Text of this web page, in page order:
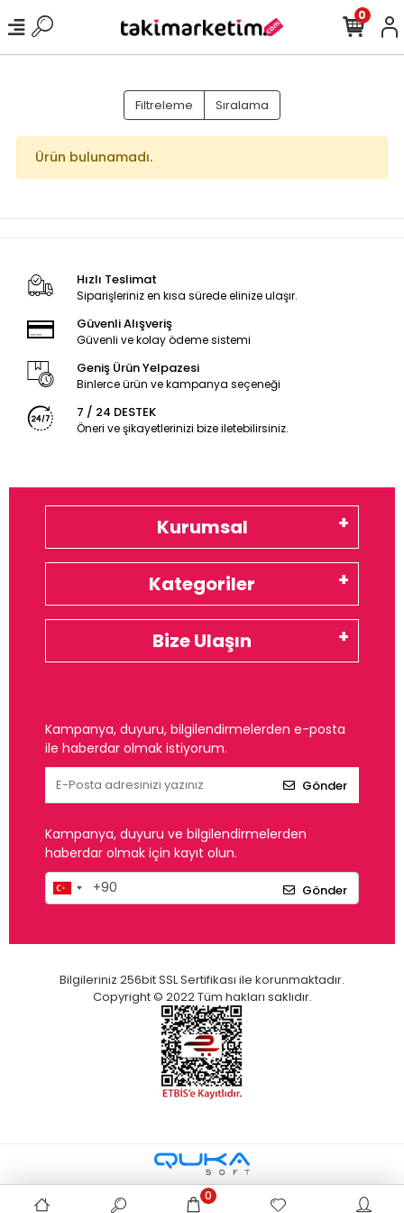
0
Filtreleme Sıralama
Ürün bulunamadı.
Hızlı Teslimat
Siparişleriniz en kısa sürede elinize ulaşır.
Güvenli Alışveriş
Güvenli ve kolay ödeme sistemi
Geniş Ürün Yelpazesi
Binlerce ürün ve kampanya seçeneği
7 / 24 DESTEK
Öneri ve şikayetlerinizi bize iletebilirsiniz.
Kurumsal
Kategoriler
Bize Ulaşın
Kampanya, duyuru, bilgilendirmelerden e-posta
ile haberdar olmak istiyorum.
Gönder
Kampanya, duyuru ve bilgilendirmelerden
haberdar olmak için kayıt olun.
Gönder
Bilgileriniz 256bit SSL Sertifikası ile korunmaktadır.
Copyright © 2022 Tüm hakları saklıdır.
0